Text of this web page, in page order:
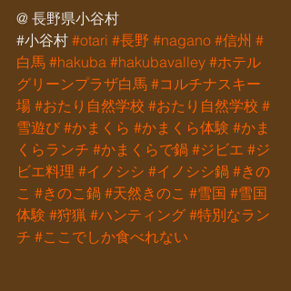
@ 長野県小谷村
‭#小谷村 #otari #長野 #nagano #信州 #
白馬 #hakuba #hakubavalley #ホテル
グリーンプラザ白馬 #コルチナスキー
場 #おたり自然学校 #おたり自然学校 #
雪遊び #かまくら #かまくら体験 #かま
くらランチ #かまくらで鍋 #ジビエ #ジ
ビエ料理 #イノシシ #イノシシ鍋 #きの
こ #きのこ鍋 #天然きのこ #雪国 #雪国
体験 #狩猟 #ハンティング #特別なラン
チ #ここでしか食べれない